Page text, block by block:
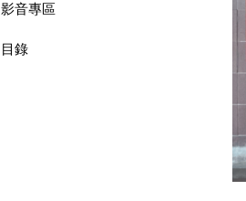
影音專區
目錄